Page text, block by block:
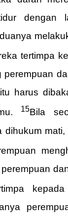
dengan
tertimpa
perempuan
harus
15Bila
dihukum